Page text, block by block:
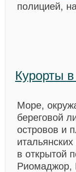
полицией,
Курорты
Море,
береговой
островов и
в открытой
Риомаджор,